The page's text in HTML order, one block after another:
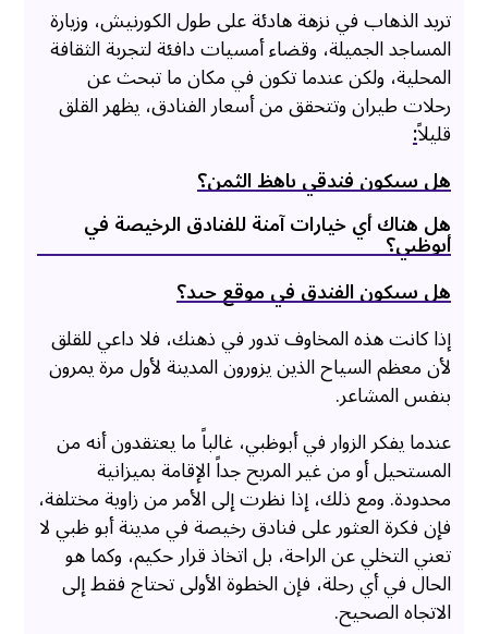
تريد الذهاب في نزهة هادئة على طول الكورنيش، وزيارة
المساجد الجميلة، وقضاء أمسيات دافئة لتجربة الثقافة
المحلية، ولكن عندما تكون في مكان ما تبحث عن
رحلات طيران وتتحقق من أسعار الفنادق، يظهر القلق
قليلاً:
هل سيكون فندقي باهظ الثمن؟
هل هناك أي خيارات آمنة للفنادق الرخيصة في
أبوظبي؟
هل سيكون الفندق في موقع جيد؟
إذا كانت هذه المخاوف تدور في ذهنك، فلا داعي للقلق
لأن معظم السياح الذين يزورون المدينة لأول مرة يمرون
بنفس المشاعر.
عندما يفكر الزوار في أبوظبي، غالباً ما يعتقدون أنه من
المستحيل أو من غير المريح جداً الإقامة بميزانية
محدودة. ومع ذلك، إذا نظرت إلى الأمر من زاوية مختلفة،
فإن فكرة العثور على فنادق رخيصة في مدينة أبو ظبي لا
تعني التخلي عن الراحة، بل اتخاذ قرار حكيم، وكما هو
الحال في أي رحلة، فإن الخطوة الأولى تحتاج فقط إلى
الاتجاه الصحيح.